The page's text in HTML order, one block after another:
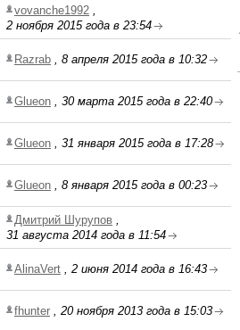
vovanche1992 ,
2 ноября 2015 года в 23:54
Razrab , 8 апреля 2015 года в 10:32
Glueon , 30 марта 2015 года в 22:40
Glueon , 31 января 2015 года в 17:28
Glueon , 8 января 2015 года в 00:23
Дмитрий Шурупов ,
31 августа 2014 года в 11:54
AlinaVert , 2 июня 2014 года в 16:43
fhunter , 20 ноября 2013 года в 15:03